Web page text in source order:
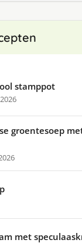
stamppot
groentesoep
met